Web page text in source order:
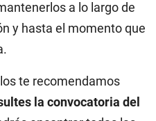
a lo largo de
y hasta el momento que
te recomendamos
la convocatoria del